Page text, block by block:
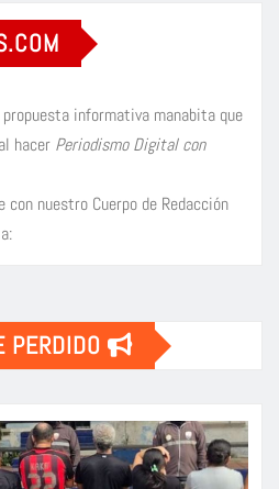
informativa manabita que
hacer Periodismo Digital con
nuestro Cuerpo de Redacción
PERDIDO